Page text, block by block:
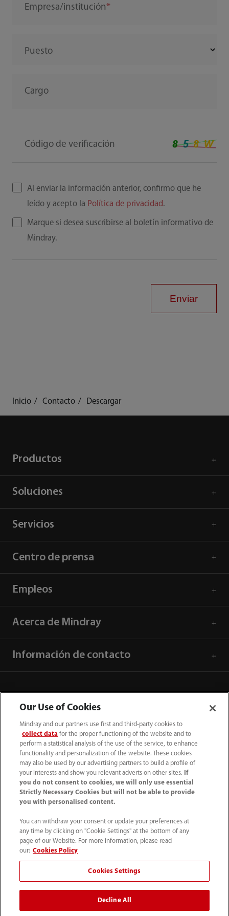
Empresa/institución
Puesto
Cargo
Código de verificación
Al enviar la información anterior, confirmo que he
leído y acepto la Política de privacidad.
Marque si desea suscribirse al boletín informativo de
Mindray.
Enviar
Inicio Contacto Descargar
Productos
Soluciones
Servicios
Centro de prensa
Empleos
Acerca de Mindray
Información de contacto
52 55 5661 9450
Condiciones de uso｜ Mapa del sitio ｜ Aviso cookies
Aviso de privacidad
Contáctenos
Mindray Headquarters, Mindray Building, Keji 12th Road
South, High-tech Industrial Park, Nanshan, Shenzhen
Our Use of Cookies
Mindray and our partners use first and third-party cookies to
collect data for the proper functioning of the website and to
perform a statistical analysis of the use of the service, to enhance
functionality and personalization of the website. These cookies
may also be used by our advertising partners to build a profile of
your interests and show you relevant adverts on other sites.
If
you do not consent to cookies, we will only use essential
Strictly Necessary Cookies but will not be able to provide
you with personalised content.
You can withdraw your consent or update your preferences at
any time by clicking on "Cookie Settings" at the bottom of any
page of our Website. For more information, please read
our: Cookies Policy
Cookies Settings
Decline All